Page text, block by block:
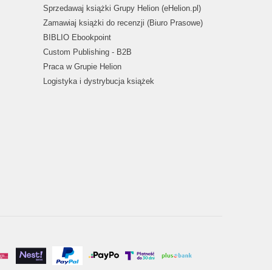
Sprzedawaj książki Grupy Helion (eHelion.pl)
Zamawiaj książki do recenzji (Biuro Prasowe)
BIBLIO Ebookpoint
Custom Publishing - B2B
Praca w Grupie Helion
Logistyka i dystrybucja książek